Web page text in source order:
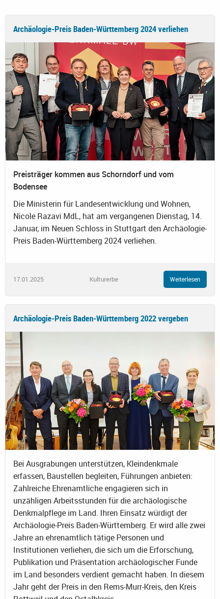
Archäologie-Preis Baden-Württemberg 2024 verliehen
Preisträger kommen aus Schorndorf und vom
Bodensee
Die Ministerin für Landesentwicklung und Wohnen,
Nicole Razavi MdL, hat am vergangenen Dienstag, 14.
Januar, im Neuen Schloss in Stuttgart den Archäologie-
Preis Baden-Württemberg 2024 verliehen.
17.01.2025 Kulturerbe Weiterlesen
Archäologie-Preis Baden-Württemberg 2022 vergeben
Bei Ausgrabungen unterstützen, Kleindenkmale
erfassen, Baustellen begleiten, Führungen anbieten:
Zahlreiche Ehrenamtliche engagieren sich in
unzähligen Arbeitsstunden für die archäologische
Denkmalpflege im Land. Ihren Einsatz würdigt der
Archäologie-Preis Baden-Württemberg. Er wird alle zwei
Jahre an ehrenamtlich tätige Personen und
Institutionen verliehen, die sich um die Erforschung,
Publikation und Präsentation archäologischer Funde
im Land besonders verdient gemacht haben. In diesem
Jahr geht der Preis in den Rems-Murr-Kreis, den Kreis